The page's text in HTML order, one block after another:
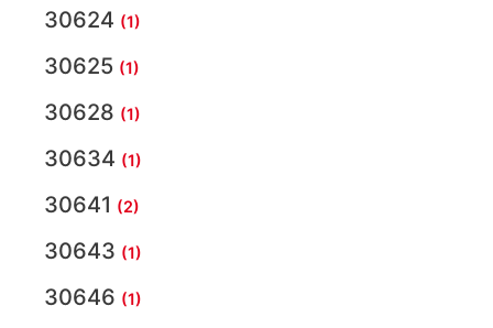
30624 (1)
30625 (1)
30628 (1)
30634 (1)
30641 (2)
30643 (1)
30646 (1)